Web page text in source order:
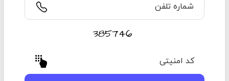
شماره تلفن
کد امنیتی